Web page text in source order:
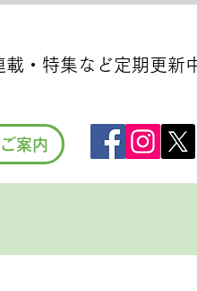
・特集など定期更新
案内